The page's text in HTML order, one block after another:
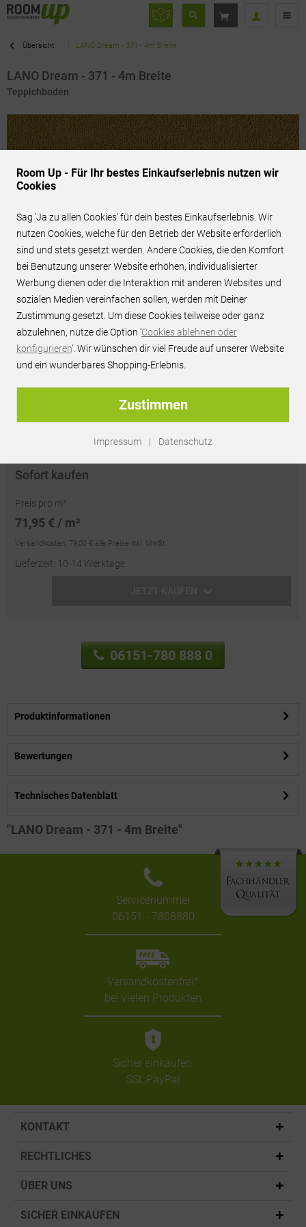
Übersicht LANO Dream - 371 - 4m Breite
LANO Dream - 371 - 4m Breite
Teppichboden
71,95 € / m² inkl. MwSt.
JETZT PREIS ANFRAGEN
Persönliches Best-Preis-Angebot innerhalb 24h
passendes Zubehör optional erhältlich
Sofort kaufen
Preis pro m²
71,95 € / m²
Versandkosten: 79,00 € alle Preise inkl. MwSt.
Lieferzeit: 10-14 Werktage
06151-780 888 0
Produktinformationen
Bewertungen
Technisches Datenblatt
"LANO Dream - 371 - 4m Breite"
Servicenummer
06151 - 7808880
Versandkostenfrei*
bei vielen Produkten
Sicher einkaufen:
SSL,PayPal
KONTAKT
RECHTLICHES
ÜBER UNS
SICHER EINKAUFEN
Room Up - Für Ihr bestes Einkaufserlebnis nutzen wir
Cookies
Sag 'Ja zu allen Cookies' für dein bestes Einkaufserlebnis. Wir
nutzen Cookies, welche für den Betrieb der Website erforderlich
sind und stets gesetzt werden. Andere Cookies, die den Komfort
bei Benutzung unserer Website erhöhen, individualisierter
Werbung dienen oder die Interaktion mit anderen Websites und
sozialen Medien vereinfachen sollen, werden mit Deiner
Zustimmung gesetzt. Um diese Cookies teilweise oder ganz
abzulehnen, nutze die Option 'Cookies ablehnen oder
konfigurieren'. Wir wünschen dir viel Freude auf unserer Website
und ein wunderbares Shopping-Erlebnis.
Zustimmen
Impressum | Datenschutz